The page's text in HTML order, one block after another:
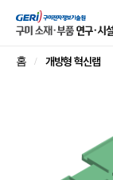
홈 개방형 혁신랩